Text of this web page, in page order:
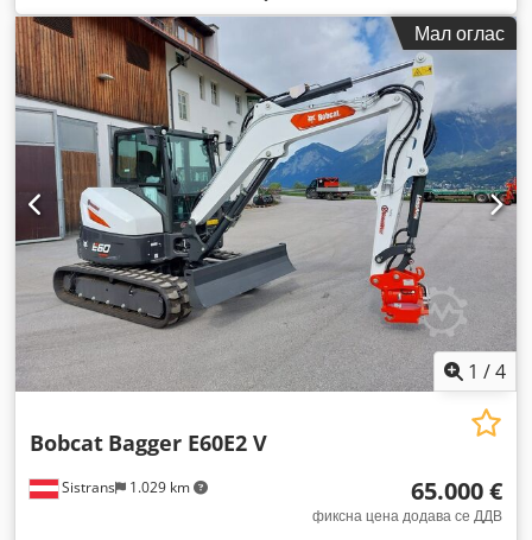
Мал оглас
1 /4
Sistrans 1.029 km
Bobcat Bagger E60E2 V
65.000 €
фиксна цена додава се ДДВ